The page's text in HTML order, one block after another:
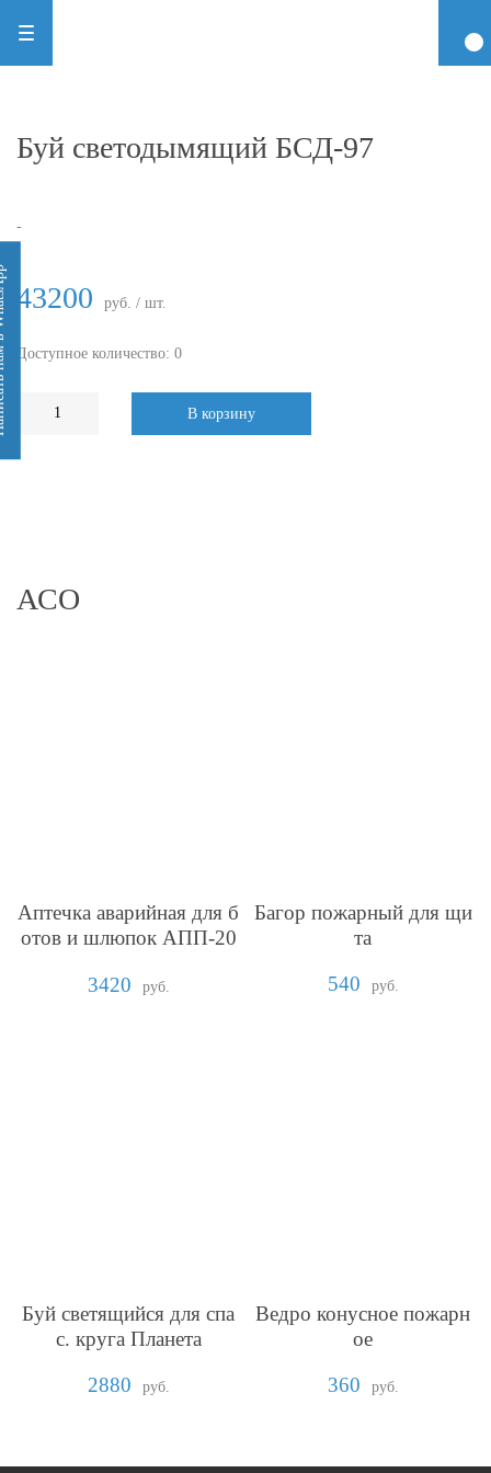
Буй светодымящий БСД-97
-
43200 руб. / шт.
Доступное количество: 0
В корзину
АСО
Аптечка аварийная для б
отов и шлюпок АПП-20
3420
руб.
Багор пожарный для щи
та
540
руб.
Буй светящийся для спа
с. круга Планета
2880
руб.
Ведро конусное пожарн
ое
360
руб.